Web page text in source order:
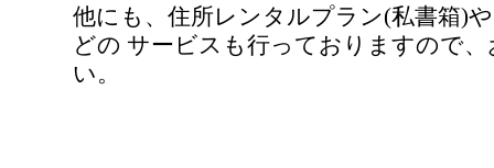
他にも、住所レンタルプラン(私書箱)
どの サービスも行っておりますので
い。